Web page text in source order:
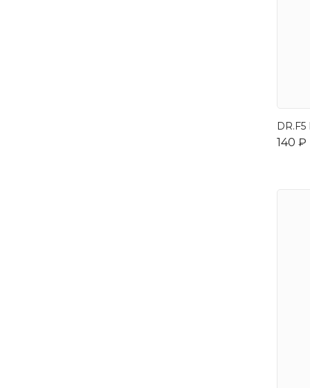
140 ₽